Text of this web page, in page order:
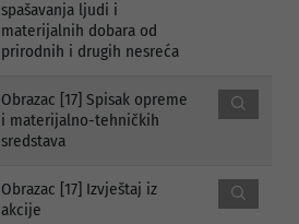
spašavanja ljudi i
materijalnih dobara od
prirodnih i drugih nesreća
Obrazac [17] Spisak opreme
i materijalno-tehničkih
sredstava
Obrazac [17] Izvještaj iz
akcije